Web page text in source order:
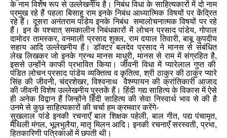
के नाम विशेष रूप से उल्लेखनीय है। निबंध विधा के साहित्यकारों में दो नाम
प्रमुख रहे हैं पहला बिसाहू राम इनके निबंध आध्यात्मिक विषयों पर केंद्रित
रहे हैं। दूसरा अनंतराम पांडेय इनके निबंध समालोचनात्मक विषयों पर रहे
हैं। इन के पश्चात् समकालीन निबंधकारों में लोचन प्रसाद पांडेय, गोपाल
दामोदर तामस्कर, वनमाली प्रसाद शुक्ल, राम दयाल तिवारी, बाबू कुपदीय
सहाय आदि उल्लेखनीय हैं। डॉक्टर बलदेव प्रसाद ने मानस से संबंधित
लेख लिखकर जो इनके ग्रन्थ मानस माधुरी, मानस से राम में संग्रहित है,
इससे उन्होंने काफी प्रभावित किया। जीवनी विधा में प्यारेलाल गुप्त की
पंडित लोचन प्रसाद पांडेय व्यक्तित्व व कृतित्व, श्री ठाकुर की ठाकुर प्यारे
सिंह की जीवनी, चंद्रशेखर, विश्वनाथ वैश्म्पायन की क्रांतिकारी आजाद
की जीवनी विशेष उल्लेखनीय पुस्तकें हैं। हिंदी गद्य साहित्य के विकास में ऐसे
ही अनेक विद्वान हैं जिन्होंने हिंदी साहित्य की सेवा निस्वार्थ भाव से की है
उनमे से कुछ साहित्यकारों की चर्चा हम क्रमवार करेंगे-
सुखलाल पांडे इनकी रचनाएँ बाल शिक्षक पहेली, बाल गीत, पद्य पंचामृत,
मैथिली मंगल, भूलभुलैया, मातृ मिलन आदि। इनकी रचनाएँ सरस्वती, प्रभा,
हितकारिणी पत्रिकाओं में छपती थी।